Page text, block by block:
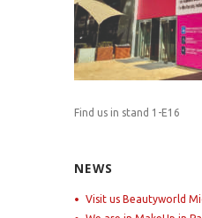
Find us in stand 1-E16
NEWS
Visit us Beautyworld